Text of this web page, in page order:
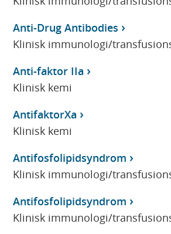
Anti-Drug Antibodies
Klinisk immunologi/
Anti-faktor IIa
Klinisk kemi
AntifaktorXa
Klinisk kemi
Antifosfolipidsyndrom
Klinisk immunologi/
Antifosfolipidsyndrom
Klinisk immunologi/